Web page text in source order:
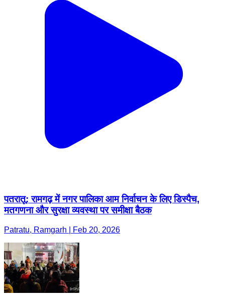
पतरातू: रामगढ़ में नगर पालिका आम निर्वाचन के लिए डिस्पैच,
मतगणना और सुरक्षा व्यवस्था पर समीक्षा बैठक
Patratu, Ramgarh | Feb 20, 2026